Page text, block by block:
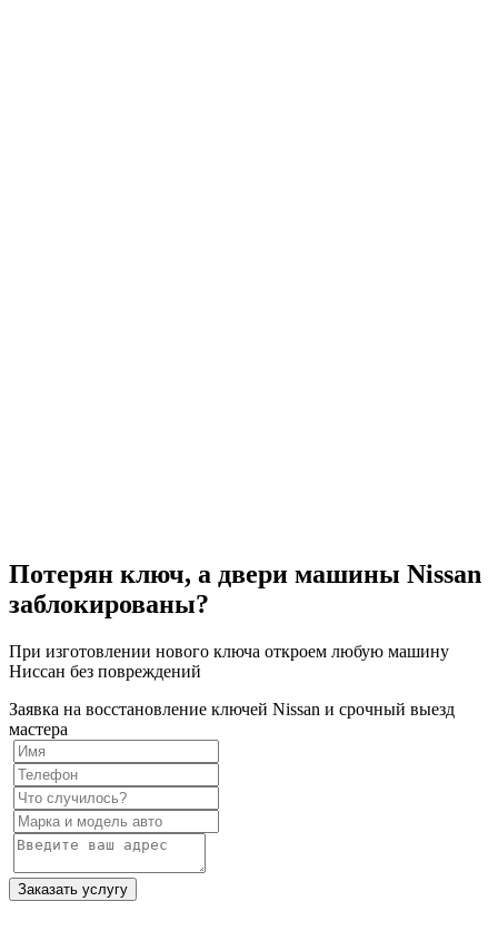
Потерян ключ, а двери машины Nissan
заблокированы?
При изготовлении нового ключа откроем любую машину
Ниссан без повреждений
Заявка на восстановление ключей Nissan и срочный выезд
мастера
Заказать услугу